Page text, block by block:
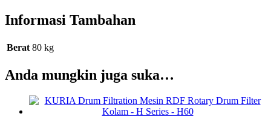
Informasi Tambahan
Berat 80 kg
Anda mungkin juga suka…